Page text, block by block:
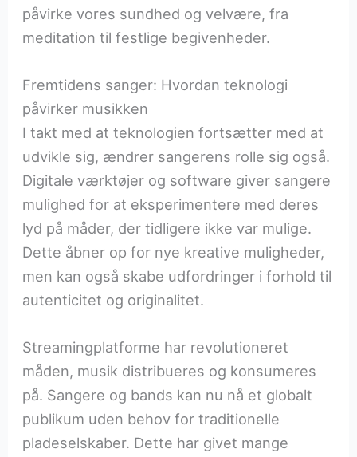
påvirke vores sundhed og velvære, fra
meditation til festlige begivenheder.
Fremtidens sanger: Hvordan teknologi
påvirker musikken
I takt med at teknologien fortsætter med at
udvikle sig, ændrer sangerens rolle sig også.
Digitale værktøjer og software giver sangere
mulighed for at eksperimentere med deres
lyd på måder, der tidligere ikke var mulige.
Dette åbner op for nye kreative muligheder,
men kan også skabe udfordringer i forhold til
autenticitet og originalitet.
Streamingplatforme har revolutioneret
måden, musik distribueres og konsumeres
på. Sangere og bands kan nu nå et globalt
publikum uden behov for traditionelle
pladeselskaber. Dette har givet mange